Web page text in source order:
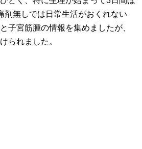
剤無しでは日常生活がおくれない
子宮筋腫の情報を集めましたが、
られました。